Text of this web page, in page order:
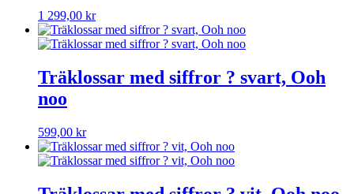
1 299,00 kr
Träklossar med siffror ? svart, Ooh
noo
599,00 kr